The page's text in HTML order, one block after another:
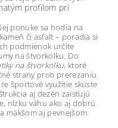
profilom pri
ponuke sa hodia na
či asfalt – poradia si
podmienok určite
na štvorkolku. Do
na štvorkolku, ktoré
strany proti prerezaniu
športové využitie skúste
aj dezén zaisťujú
nízku váhu ako aj dobrú
mäkšom aj pevnejšom